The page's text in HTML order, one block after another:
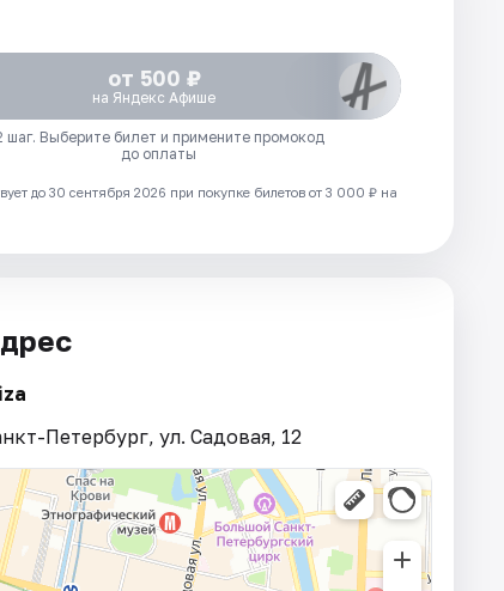
от 500 ₽
на Яндекс Афише
шаг. Выберите билет и примените промокод
до оплаты
до 30 сентября 2026 при покупке билетов от 3 000 ₽ на
Петербург, ул. Садовая, 12